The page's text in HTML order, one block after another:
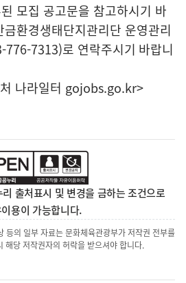
모집 공고문을 참고하시기 바
환경생태단지관리단 운영관리
7313)로 연락주시기 바랍니
나라일터 gojobs.go.kr>
출처표시 및 변경을 금하는 조건으로
용이 가능합니다.
등의 일부 자료는 문화체육관광부가 저작권 전부를
해당 저작권자의 허락을 받으셔야 합니다.